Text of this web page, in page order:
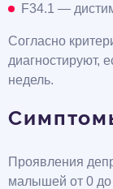
F34.1 —
Согласно
диагностируют,
недель.
Проявления
малышей от 0 до